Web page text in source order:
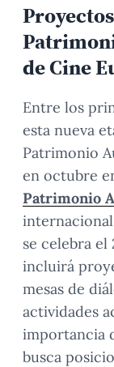
de Cine
Entre los
esta nueva
Patrimonio
en octubre
Patrimonio
se celebra el
incluirá
mesas de
actividades
importancia
busca